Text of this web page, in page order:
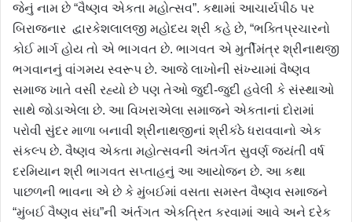
જેનું નામ છે “વૈષ્ણવ એકતા મહોત્સવ”. કથામાં આચાર્યપીઠ પર
બિરાજનાર દ્વારકેશલાલજી મહોદય શ્રી કહે છે, “ભક્તિપ્રચારનો
કોઈ માર્ગ હોય તો એ ભાગવત છે. ભાગવત એ મુર્તીમંત્ર શ્રીનાથજી
ભગવાનનું વાંગમય સ્વરૂપ છે. આજે લાખોની સંખ્યામાં વૈષ્ણવ
સમાજ ખાતે વસી રહ્યો છે પણ તેઓ જુદી-જુદી હવેલી કે સંસ્થાઓ
સાથે જોડાએલા છે. આ વિખરાએલા સમાજને એકતાનાં દોરામાં
પરોવી સુંદર માળા બનાવી શ્રીનાથજીનાં શ્રીકંઠે ધરાવવાનો એક
સંકલ્પ છે. વૈષ્ણવ એકતા મહોત્સવની અંતર્ગત સુવર્ણ જયંતી વર્ષ
દરમિયાન શ્રી ભાગવત સપ્તાહનું આ આયોજન છે. આ કથા
પાછળની ભાવના એ છે કે મુંબઈમાં વસતા સમસ્ત વૈષ્ણવ સમાજને
“મુંબઈ વૈષ્ણવ સંઘ”ની અંર્તગત એકત્રિત કરવામાં આવે અને દરેક